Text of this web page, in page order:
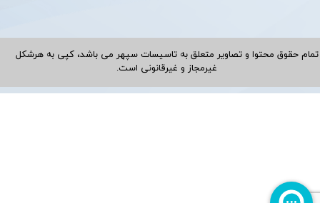
تمام حقوق محتوا و تصاویر متعلق به تاسیسات سپهر می باشد، کپی به هرشکل
غیرمجاز و غیرقانونی است.​​​​​​​